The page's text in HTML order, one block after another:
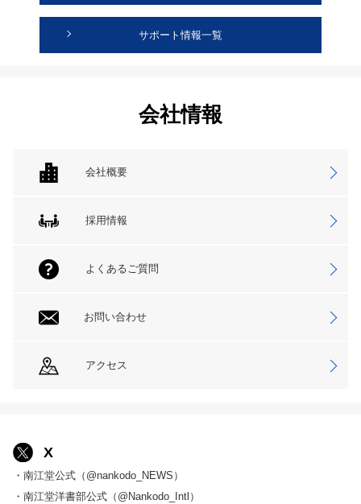
サポート情報一覧
会社情報
会社概要
採用情報
よくあるご質問
お問い合わせ
アクセス
X
・南江堂公式（@nankodo_NEWS）
・南江堂洋書部公式（@Nankodo_Intl）